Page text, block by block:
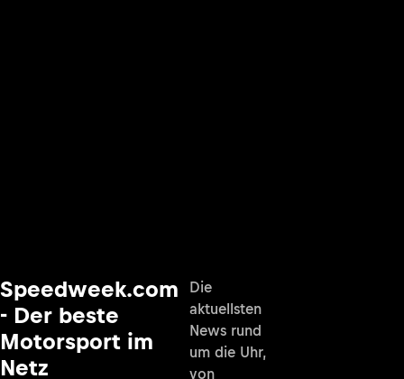
Speedweek.com
- Der beste
Motorsport im
Netz
Die
aktuellsten
News rund
um die Uhr,
von